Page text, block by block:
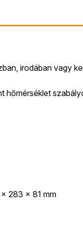
irodában vagy
hőmérséklet
283 × 81 mm